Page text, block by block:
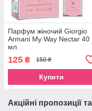
Парфум жіночий Giorgio
Armani My Way Nectar 40
мл
125 ₴ 150 ₴
Купити
Акційні пропозиції